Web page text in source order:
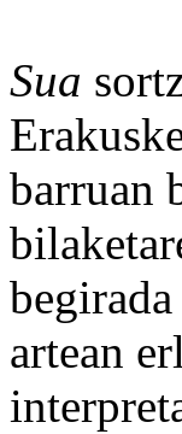
Sua
barruan
artean